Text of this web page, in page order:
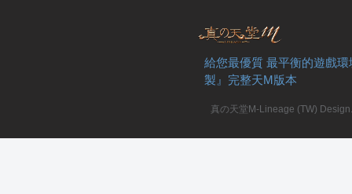
給您最優質 最平衡的遊戲
製』完整天M版本
真の天堂M-Lineage (TW)